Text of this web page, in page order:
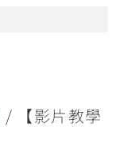
/ 【影片教學